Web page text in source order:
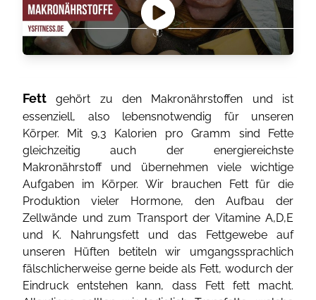
Fett gehört zu den Makronährstoffen und ist
essenziell, also lebensnotwendig für unseren
Körper. Mit 9,3 Kalorien pro Gramm sind Fette
gleichzeitig auch der energiereichste
Makronährstoff und übernehmen viele wichtige
Aufgaben im Körper. Wir brauchen Fett für die
Produktion vieler Hormone, den Aufbau der
Zellwände und zum Transport der Vitamine A,D,E
und K. Nahrungsfett und das Fettgewebe auf
unseren Hüften betiteln wir umgangssprachlich
fälschlicherweise gerne beide als Fett, wodurch der
Eindruck entstehen kann, dass Fett fett macht.